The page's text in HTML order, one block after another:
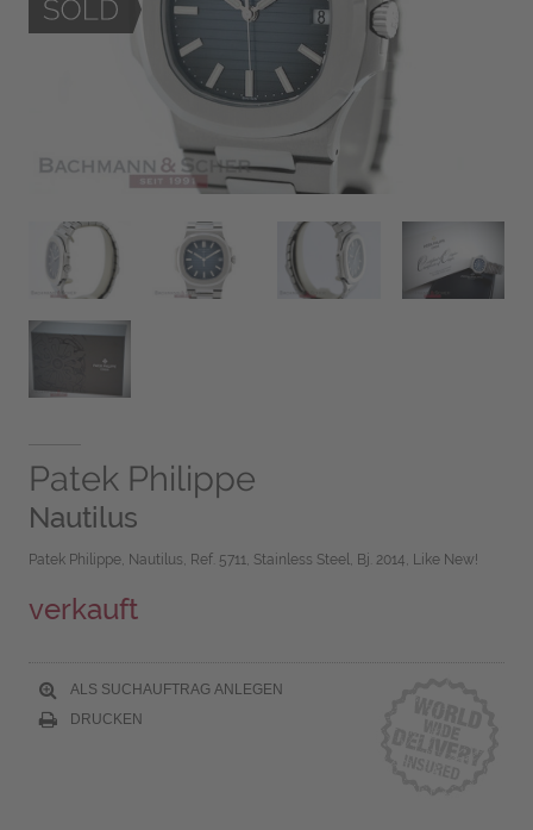
Patek Philippe
Nautilus
Patek Philippe, Nautilus, Ref. 5711, Stainless Steel, Bj. 2014, Like New!
verkauft
ALS SUCHAUFTRAG ANLEGEN
DRUCKEN